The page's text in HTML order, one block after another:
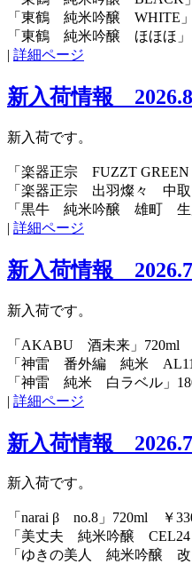
「東鶴 純米吟醸 WHITE
「東鶴 純米吟醸 ほほほ
| 詳細ページ
新入荷情報
新入荷です。
「楽器正宗 FUZZT
「楽器正宗 出羽燦々 中
「黒牛 純米吟醸 雄町 生
| 詳細ページ
新入荷情報
新入荷です。
「AKABU 酒未来」720ml
「神雷 番外編 純米
「神雷 純米 白ラベル」
| 詳細ページ
新入荷情報
新入荷です。
「narai β no.8」720ml ￥
「美丈夫 純米吟醸
「ゆきの美人 純米吟醸